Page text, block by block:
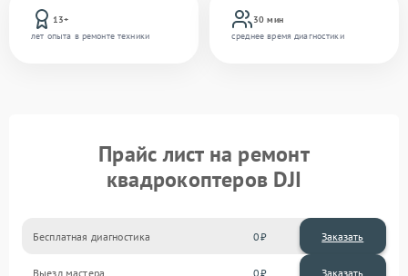
13+
лет опыта в ремонте техники
30 мин
среднее время диагностики
Прайс лист на ремонт
квадрокоптеров DJI
Бесплатная диагностика 0 Заказать
Выезд мастера 0 Заказать